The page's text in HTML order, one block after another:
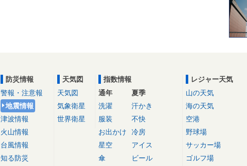
防災情報
警報・注意報
地震情報
津波情報
火山情報
台風情報
知る防災
天気図
天気図
気象衛星
世界衛星
指数情報
通年
洗濯
服装
お出かけ
星空
傘
夏季
汗かき
不快
冷房
アイス
ビール
レジャー天気
山の天気
海の天気
空港
野球場
サッカー場
ゴルフ場